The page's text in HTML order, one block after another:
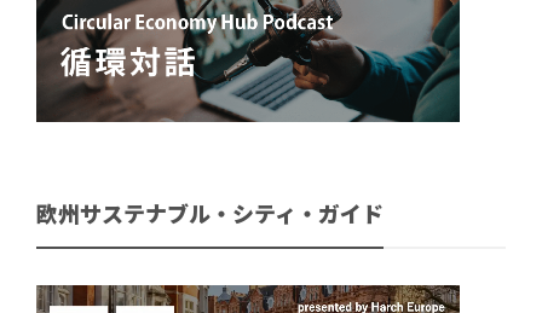
欧州サステナブル・シティ・ガイド